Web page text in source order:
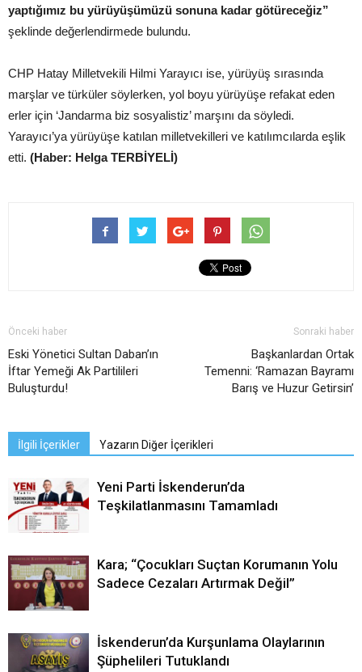
yaptığımız bu yürüyüşümüzü sonuna kadar götüreceğiz”
şeklinde değerlendirmede bulundu.
CHP Hatay Milletvekili Hilmi Yarayıcı ise, yürüyüş sırasında
marşlar ve türküler söylerken, yol boyu yürüyüşe refakat eden
erler için ‘Jandarma biz sosyalistiz’ marşını da söyledi.
Yarayıcı’ya yürüyüşe katılan milletvekilleri ve katılımcılarda eşlik
etti. (Haber: Helga TERBİYELİ)
Önceki haber
Eski Yönetici Sultan Daban’ın
İftar Yemeği Ak Partilileri
Buluşturdu!
Sonraki haber
Başkanlardan Ortak
Temenni: ‘Ramazan Bayramı
Barış ve Huzur Getirsin’
İlgili İçerikler Yazarın Diğer İçerikleri
Yeni Parti İskenderun’da
Teşkilatlanmasını Tamamladı
Kara; “Çocukları Suçtan Korumanın Yolu
Sadece Cezaları Artırmak Değil”
İskenderun’da Kurşunlama Olaylarının
Şüphelileri Tutuklandı